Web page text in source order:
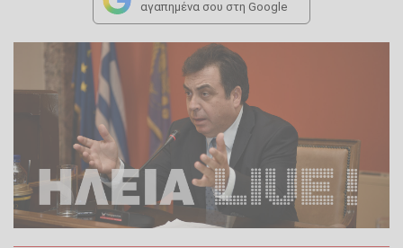
αγαπημένα σου στη Google